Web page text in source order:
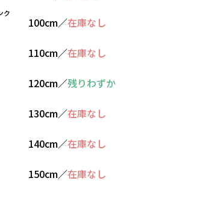
ク
100cm／在庫なし
110cm／在庫なし
120cm／残りわずか
130cm／在庫なし
140cm／在庫なし
150cm／在庫なし